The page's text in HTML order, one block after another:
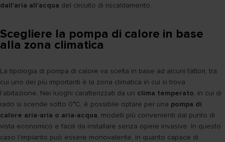
dall’aria all’acqua del circuito di riscaldamento.
Scegliere la pompa di calore in base
alla zona climatica
La tipologia di pompa di calore va scelta in base ad alcuni fattori, tra
cui uno dei più importanti è la zona climatica in cui si trova
l’abitazione. Nei luoghi caratterizzati da un clima temperato, in cui di
rado si scende sotto 0°C, è possibile optare per una pompa di
calore aria-aria o aria-acqua, modelli più convenienti dal punto di
vista economico e facili da installare senza opere invasive. In questo
caso l’impianto può essere monovalente, in quanto capace di